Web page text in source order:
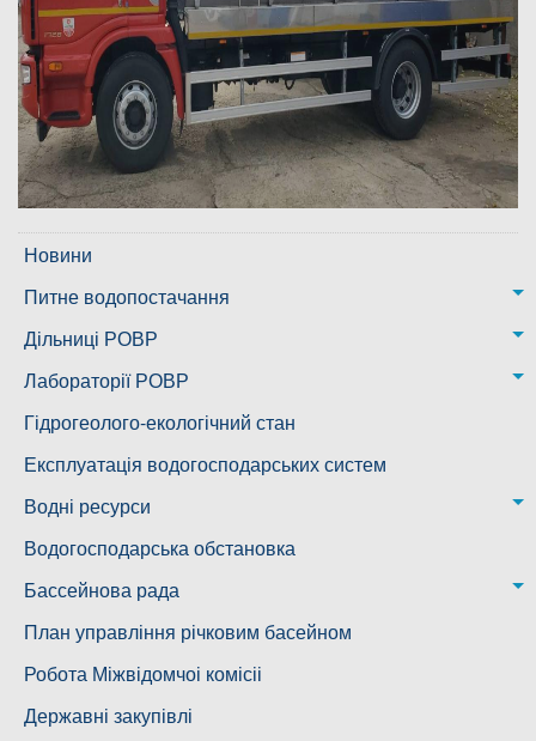
Новини
Питне водопостачання
м. Миколаїв
Казанківська ТГ
Дільниці РОВР
Новоодеська дільниця – водогін № 1,2
Воскресенська дільниця – водогін № 3
Ковалівська дільниця
Новобузька дільниця
Снігурівська дільниця
Дільниця з обслуговування насосного обладнання та
водоочисних установок
Лабораторії РОВР
Лабораторія моніторингу вод
Лабораторія питного водопостачання
Гідрогеолого-екологічний стан
Експлуатація водогосподарських систем
Водні ресурси
Режими роботи водних об’єктів
Водогосподарська обстановка
Бассейнова рада
Басейнова рада Південного Бугу
Басейнова рада нижнього Дніпра
Басейнова рада річок Причорномор'я
План управління річковим басейном
Робота Міжвідомчоі комісіі
Державні закупівлі